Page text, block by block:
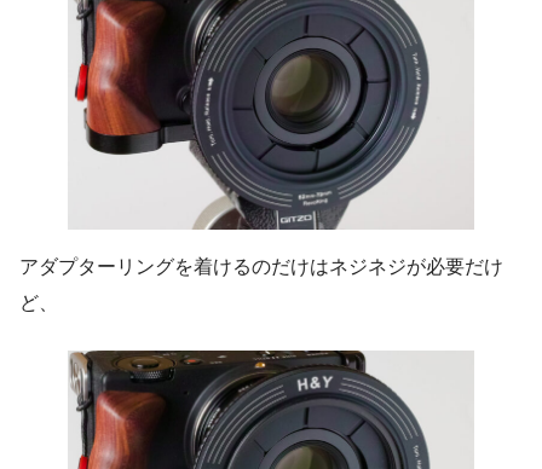
アダプターリングを着けるのだけはネジネジが必要だけ
ど、